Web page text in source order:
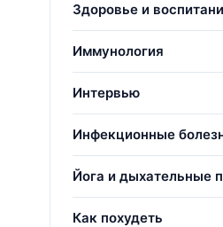
Здоровье и
Иммунология
Интервью
Инфекционные
Йога и дыхательные
Как похудеть